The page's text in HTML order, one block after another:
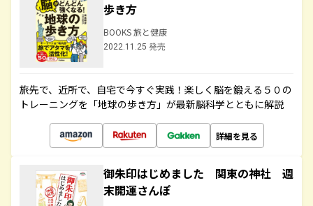
歩き方
BOOKS 旅と健康
2022.11.25 発売
旅先で、近所で、自宅で今すぐ実践！楽しく脳を鍛える５０の
トレーニングを「地球の歩き方」が最新脳科学とともに解説
詳細を見る
御朱印はじめました 関東の神社 週
末開運さんぽ